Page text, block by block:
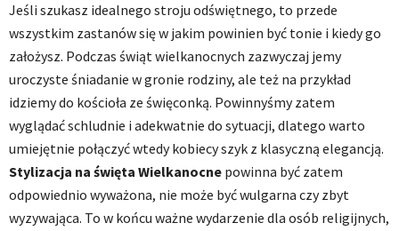
Jeśli szukasz idealnego stroju odświętnego, to przede
wszystkim zastanów się w jakim powinien być tonie i kiedy go
założysz. Podczas świąt wielkanocnych zazwyczaj jemy
uroczyste śniadanie w gronie rodziny, ale też na przykład
idziemy do kościoła ze święconką. Powinnyśmy zatem
wyglądać schludnie i adekwatnie do sytuacji, dlatego warto
umiejętnie połączyć wtedy kobiecy szyk z klasyczną elegancją.
Stylizacja na święta Wielkanocne powinna być zatem
odpowiednio wyważona, nie może być wulgarna czy zbyt
wyzywająca. To w końcu ważne wydarzenie dla osób religijnych,